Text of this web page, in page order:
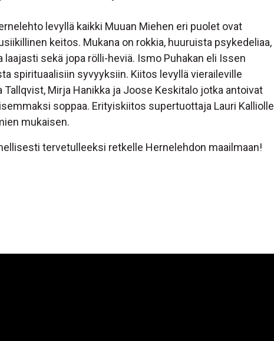
levyllä kaikki Muuan Miehen eri puolet ovat
keitos. Mukana on rokkia, huuruista psykedeliaa,
sekä jopa rölli-heviä. Ismo Puhakan eli Issen
spirituaalisiin syvyyksiin. Kiitos levyllä vieraileville
Tallqvist, Mirja Hanikka ja Joose Keskitalo jotka antoivat
soppaa. Erityiskiitos supertuottaja Lauri Kalliolle
mukaisen.
tervetulleeksi retkelle Hernelehdon maailmaan!